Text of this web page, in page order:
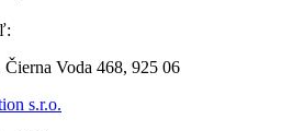
Voda 468, 925 06
s.r.o.